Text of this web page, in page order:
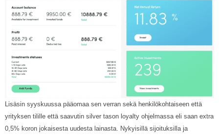
Lisäsin syyskuussa pääomaa sen verran sekä henkilökohtaiseen että
yrityksen tilille että saavutin silver tason loyalty ohjelmassa eli saan extra
0,5% koron jokaisesta uudesta lainasta. Nykyisillä sijoituksilla ja